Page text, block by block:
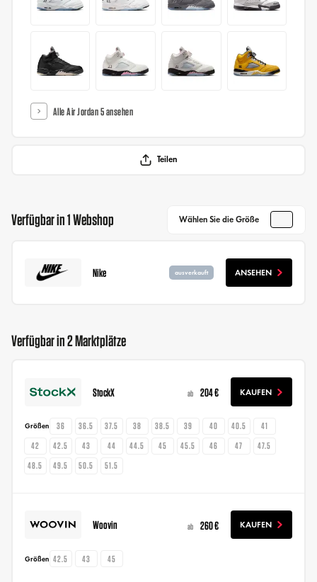
Alle Air Jordan 5 ansehen
Teilen
Verfügbar in 1 Webshop Wählen Sie die Größe
Nike ausverkauft ANSEHEN
Verfügbar in 2 Marktplätze
StockX ab 204 € KAUFEN
Größen 36 36.5 37.5 38 38.5 39 40 40.5
41
42
42.5 43 44 44.5 45 45.5 46 47
47.5
48.5
49.5 50.5 51.5
Woovin ab 260 € KAUFEN
Größen 42.5 43 45